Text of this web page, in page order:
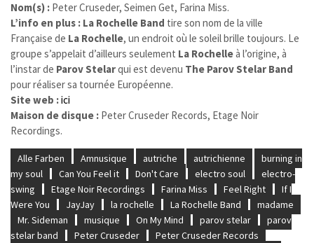
Nom(s) : Peter Cruseder, Seimen Get, Farina Miss.
L’info en plus : La Rochelle Band tire son nom de la ville
Française de La Rochelle, un endroit où le soleil brille toujours. Le
groupe s’appelait d’ailleurs seulement La Rochelleà l’origine, à
l’instar de Parov Stelarqui est devenu The Parov Stelar Band
pour réaliser sa tournée Européenne.
Site web :ici
Maison de disque : Peter Cruseder Records, Etage Noir
Recordings.
Alle Farben Amnusique autriche autrichienne
burning in
my soul
Can You Feel it Don't Care electro soul
electro-
swing
Etage Noir Recordings Farina Miss Feel Right
If I
Were You
JayJay la rochelle La Rochelle Band
madame
Mr. Sideman
musique On My Mind parov stelar
parov
stelar band
Peter Cruseder
Peter Cruseder Records